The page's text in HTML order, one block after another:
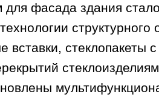
для фасада здания
структурного
вставки, стеклопакеты